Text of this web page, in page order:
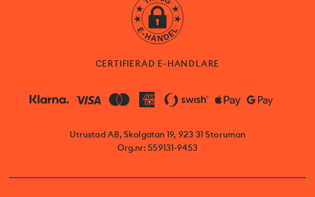
CERTIFIERAD E-HANDLARE
Utrustad AB, Skolgatan 19, 923 31 Storuman
Org.nr: 559131-9453